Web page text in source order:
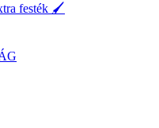
festék 🖌️